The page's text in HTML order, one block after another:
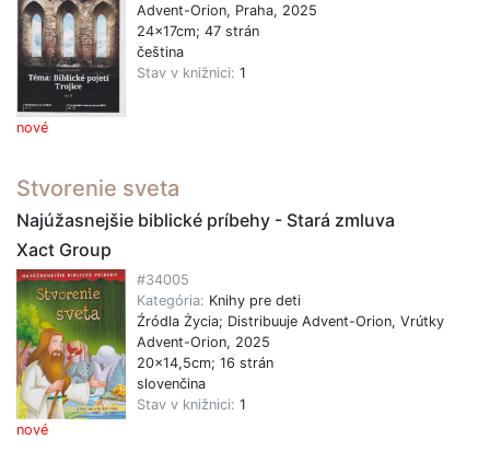
nové
Advent-Orion, Praha, 2025
24x17cm; 47 strán
čeština
Stav v knižnici: 1
Stvorenie sveta
Najúžasnejšie biblické príbehy - Stará zmluva
Xact Group
nové
#34005
Kategória: Knihy pre deti
Źródla Życia; Distribuuje Advent-Orion, Vrútky
Advent-Orion, 2025
20x14,5cm; 16 strán
slovenčina
Stav v knižnici: 1